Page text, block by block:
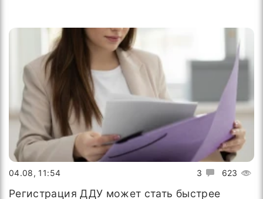
3 623
04.08, 11:54
Регистрация ДДУ может стать быстрее